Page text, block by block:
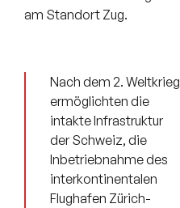
am Standort Zug.
Nach dem 2. Weltkrieg
ermöglichten die
intakte Infrastruktur
der Schweiz, die
Inbetriebnahme des
interkontinentalen
Flughafen Zürich-